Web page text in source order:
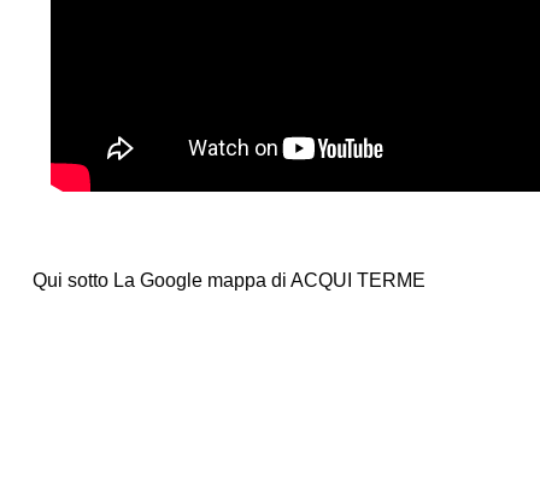
Qui sotto La Google mappa di ACQUI TERME